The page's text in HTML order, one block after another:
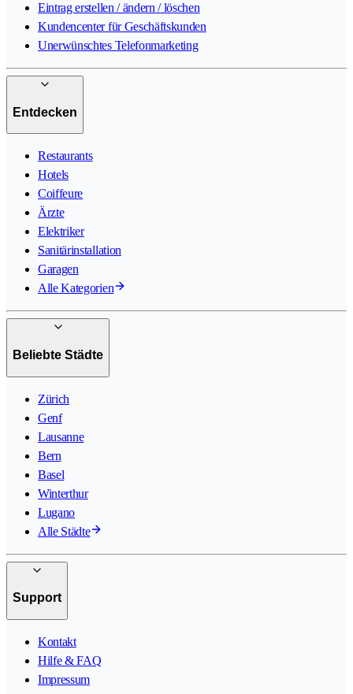
Eintrag erstellen / ändern / löschen
Kundencenter für Geschäftskunden
Unerwünschtes Telefonmarketing
Entdecken
Restaurants
Hotels
Coiffeure
Ärzte
Elektriker
Sanitärinstallation
Garagen
Alle Kategorien
Beliebte Städte
Zürich
Genf
Lausanne
Bern
Basel
Winterthur
Lugano
Alle Städte
Support
Kontakt
Hilfe & FAQ
Impressum